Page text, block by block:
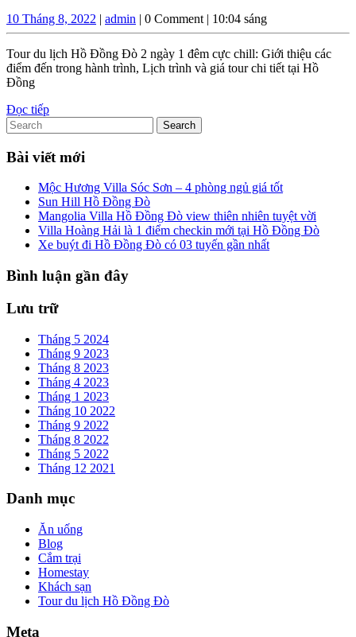
Hồ
Đồng
Đò
ngày
1
đêm
cực
chill
10 Tháng 8, 2022 10
Tháng
8,
2022
| admin admin
| 0 Comment | 10:04 sáng
Tour du lịch Hồ Đồng Đò 2 ngày 1 đêm cực chill: Giới thiệu các
điểm đến trong hành trình, Lịch trình và giá tour chi tiết tại Hồ
Đồng
Đọc tiếpĐọc
Search
for:
Bài viết mới
Mộc Hương Villa Sóc Sơn – 4 phòng ngủ giá tốt
Sun Hill Hồ Đồng Đò
Mangolia Villa Hồ Đồng Đò view thiên nhiên tuyệt vời
Villa Hoàng Hải là 1 điểm checkin mới tại Hồ Đồng Đò
Xe buýt đi Hồ Đồng Đò có 03 tuyến gần nhất
Bình luận gần đây
Lưu trữ
Tháng 5 2024
Tháng 9 2023
Tháng 8 2023
Tháng 4 2023
Tháng 1 2023
Tháng 10 2022
Tháng 9 2022
Tháng 8 2022
Tháng 5 2022
Tháng 12 2021
Danh mục
Ăn uống
Blog
Cắm trại
Homestay
Khách sạn
Tour du lịch Hồ Đồng Đò
Meta